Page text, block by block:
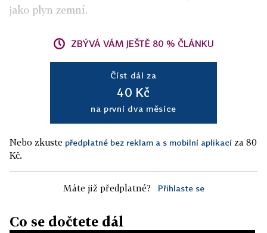
jako plyn zemní.
ZBÝVÁ VÁM JEŠTĚ 80 % ČLÁNKU
Číst dál za
40 Kč
na první dva měsíce
Nebo zkuste předplatné bez reklam a s mobilní aplikací za 80
Kč.
Máte již předplatné? Přihlaste se
Co se dočtete dál